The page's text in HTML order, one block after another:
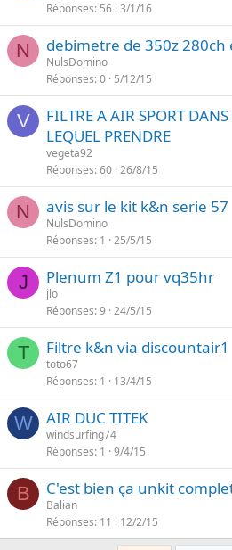
Réponses 56 3/1/16
N debimetre de 350z
NulsDomino
Réponses 0 5/12/15
V
FILTRE A AIR SPORT
LEQUEL PRENDRE
vegeta92
Réponses 60 26/8/15
N avis sur le kit k&n serie 57
NulsDomino
Réponses 1 25/5/15
J Plenum Z1 pour vq35hr
jlo
Réponses 9 24/5/15
T Filtre k&n via discountair1
toto67
Réponses 1 13/4/15
W AIR DUC TITEK
windsurfing74
Réponses 1 9/4/15
B C'est bien ça unkit
Balian
Réponses 11 12/2/15